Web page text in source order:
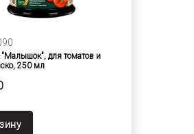
"Малышок", для томатов и
250 мл